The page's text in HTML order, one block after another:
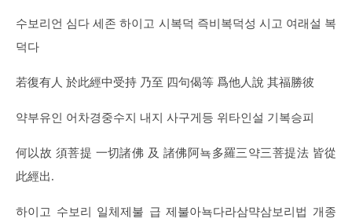
수보리언 심다 세존 하이고 시복덕 즉비복덕성 시고 여래설 복
덕다
若復有人 於此經中受持 乃至 四句偈等 爲他人說 其福勝彼
약부유인 어차경중수지 내지 사구게등 위타인설 기복승피
何以故 須菩提 一切諸佛 及 諸佛阿뇩多羅三약三菩提法 皆從
此經出.
하이고 수보리 일체제불 급 제불아뇩다라삼먁삼보리법 개종